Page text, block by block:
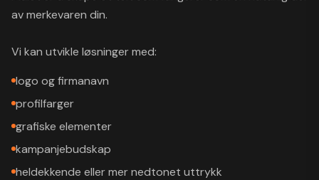
av merkevaren din.
Vi kan utvikle løsninger med:
logo og firmanavn
profilfarger
grafiske elementer
kampanjebudskap
heldekkende eller mer nedtonet uttrykk